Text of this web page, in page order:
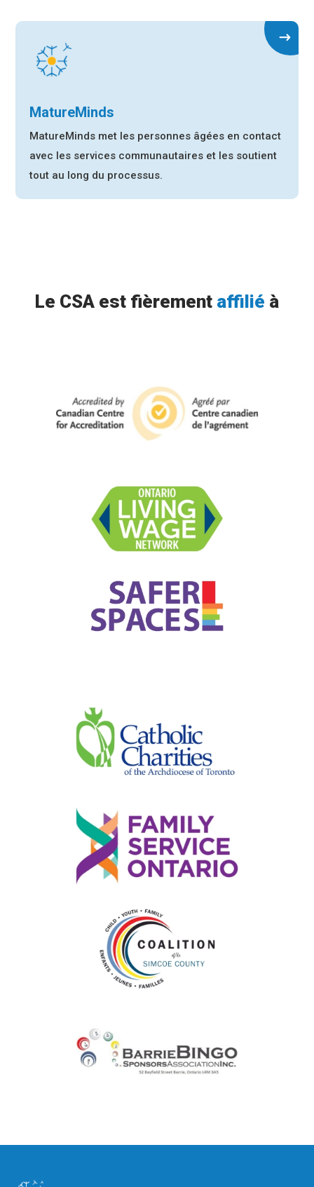
MatureMinds
MatureMinds met les personnes âgées en contact
avec les services communautaires et les soutient
tout au long du processus.
Le CSA est fièrement affilié à